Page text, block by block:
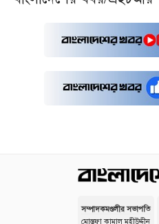
সম্পাদকমণ্ডলীর সভাপতি
মোস্তফা কামাল মহীউদ্দীন